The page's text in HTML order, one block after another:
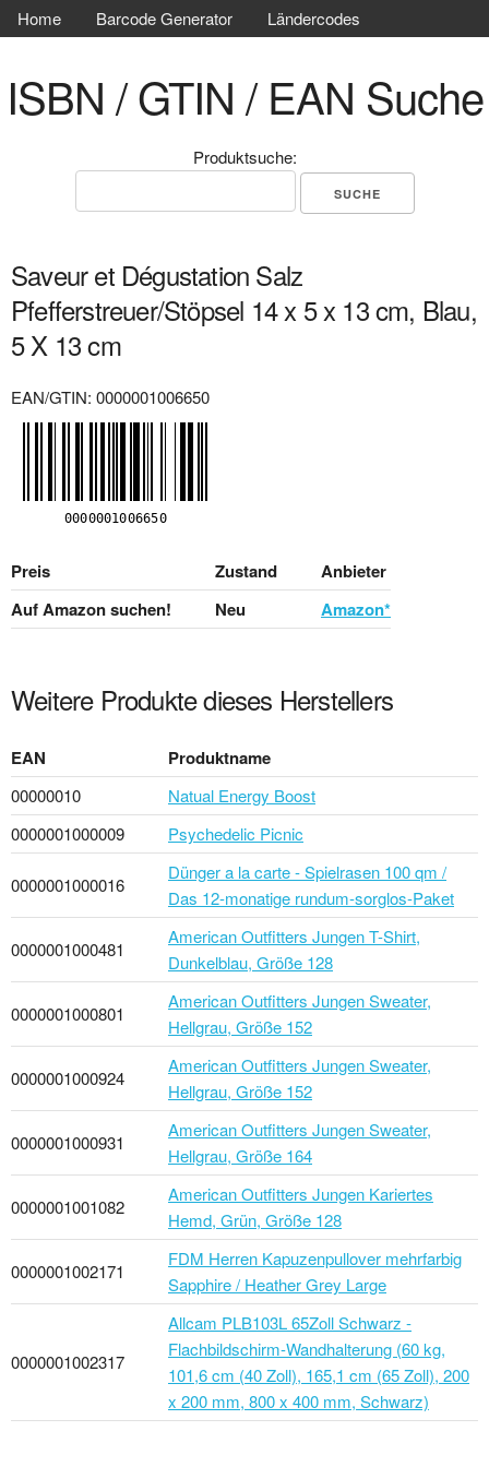
Home Barcode Generator Ländercodes
ISBN / GTIN / EAN Suche
Produktsuche:
Saveur et Dégustation Salz
Pfefferstreuer/Stöpsel 14 x 5 x 13 cm, Blau,
5 X 13 cm
EAN/GTIN: 0000001006650
Preis Zustand
Anbieter
Auf Amazon suchen!
Neu Amazon*
Weitere Produkte dieses Herstellers
EAN Produktname
00000010
Natual Energy Boost
0000001000009
Psychedelic Picnic
0000001000016
Dünger a la carte - Spielrasen 100 qm /
Das 12-monatige rund­um-sorg­los-Pa­ket
0000001000481
American Outfitters Jungen T-Shirt,
Dunkelblau, Größe 128
0000001000801
American Outfitters Jungen Sweater,
Hellgrau, Größe 152
0000001000924
American Outfitters Jungen Sweater,
Hellgrau, Größe 152
0000001000931
American Outfitters Jungen Sweater,
Hellgrau, Größe 164
0000001001082
American Outfitters Jungen Kariertes
Hemd, Grün, Größe 128
0000001002171
FDM Herren Kapuzenpullover mehrfarbig
Sapphire / Heather Grey Large
0000001002317
Allcam PLB103L 65Zoll Schwarz -
Flachbildschirm-Wandhalterung (60 kg,
101,6 cm (40 Zoll), 165,1 cm (65 Zoll), 200
x 200 mm, 800 x 400 mm, Schwarz)